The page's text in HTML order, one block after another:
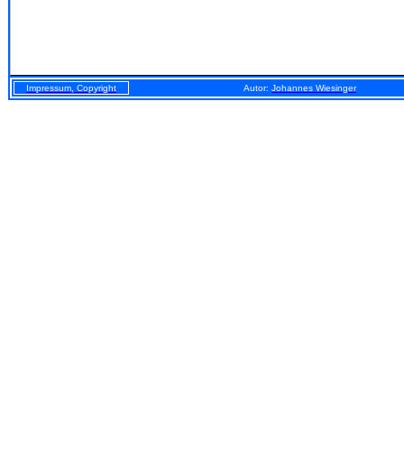
Impressum, Copyright Autor: Johannes Wiesinger